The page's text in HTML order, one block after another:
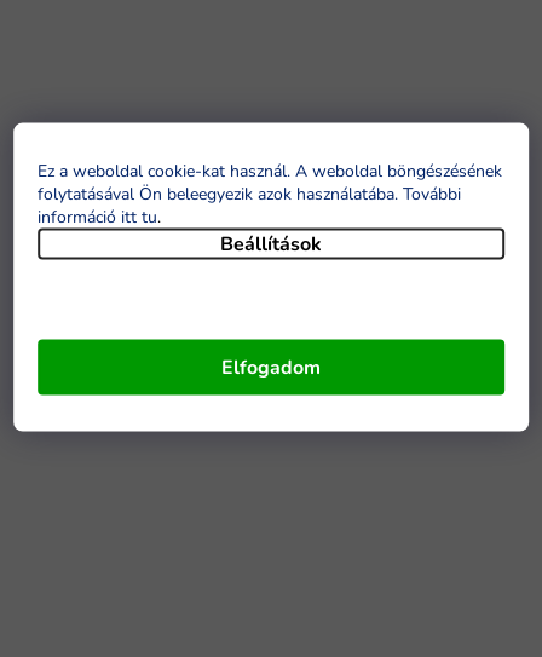
Ez a weboldal cookie-kat használ. A weboldal böngészésének
folytatásával Ön beleegyezik azok használatába. További
információ itt tu.
Beállítások
Elfogadom